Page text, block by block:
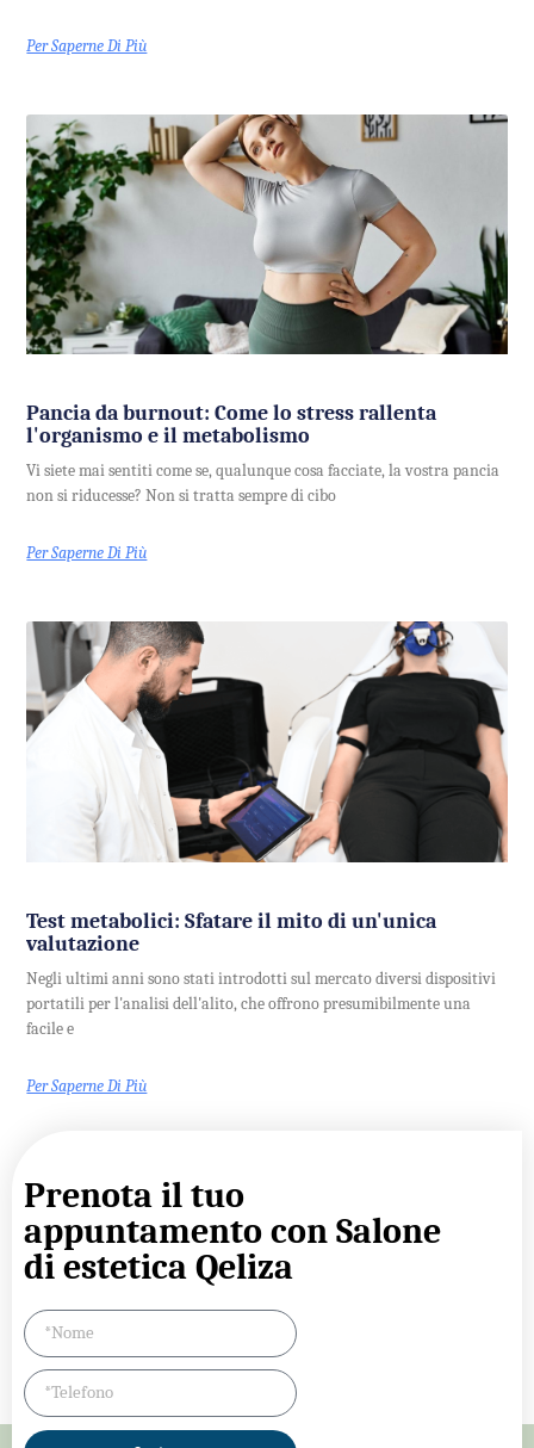
Per Saperne Di Più
Pancia da burnout: Come lo stress rallenta
l'organismo e il metabolismo
Vi siete mai sentiti come se, qualunque cosa facciate, la vostra pancia
non si riducesse? Non si tratta sempre di cibo
Per Saperne Di Più
Test metabolici: Sfatare il mito di un'unica
valutazione
Negli ultimi anni sono stati introdotti sul mercato diversi dispositivi
portatili per l'analisi dell'alito, che offrono presumibilmente una
facile e
Per Saperne Di Più
Prenota il tuo
appuntamento con Salone
di estetica Qeliza